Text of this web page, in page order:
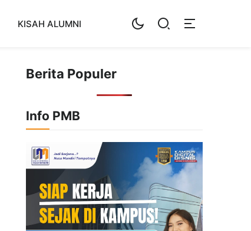
KISAH ALUMNI
Berita Populer
Info PMB